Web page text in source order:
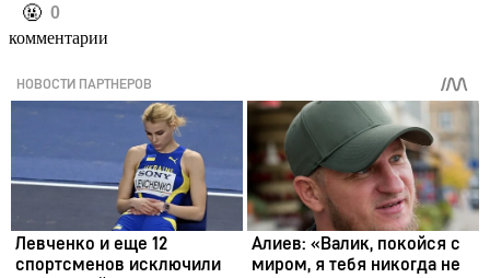
️🤬 0
комментарии